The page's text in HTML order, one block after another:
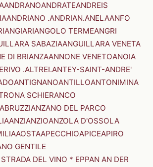
ANDRANOANDRATEANDREIS
ANDRIANO .ANDRIAN.ANELAANFO
ANGIARIANGOLO TERMEANGRI
SABAZIAANGUILLARA VENETA
DI BRIANZAANNONE VENETOANOIA
.ALTREI.ANTEY-SAINT-ANDRE'
ANTIGNANOANTILLOANTONIMINA
SCHIERANCO
ANZANO DEL PARCO
ANZIANZIOANZOLA D'OSSOLA
AOSTAAPECCHIOAPICEAPIRO
GENTILE
DEL VINO * EPPAN AN DER